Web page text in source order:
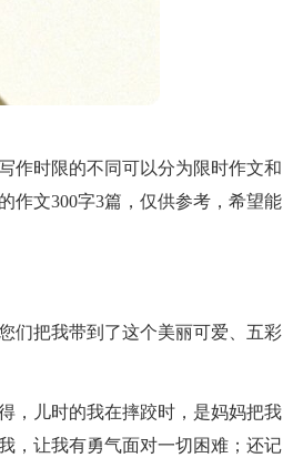
作时限的不同可以分为限时作文和
作文300字3篇，仅供参考，希望能
们把我带到了这个美丽可爱、五彩
，儿时的我在摔跤时，是妈妈把我
，让我有勇气面对一切困难；还记